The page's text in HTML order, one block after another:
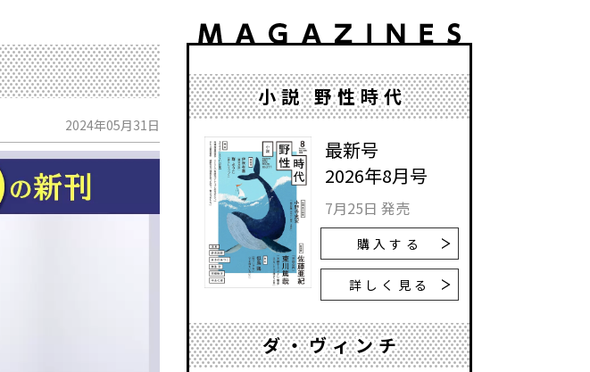
2024年05月31日
小説 野性時代
最新号
2026年8月号
7月25日 発売
購入する
詳しく見る
ダ・ヴィンチ